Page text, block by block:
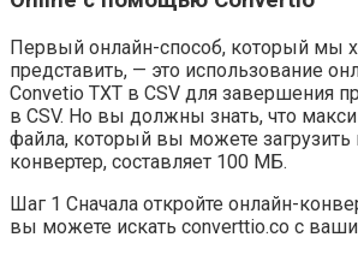
Первый онлайн-способ, который мы
представить, — это использование
Convetio TXT в CSV для завершения
в CSV. Но вы должны знать, что
файла, который вы можете загрузить
конвертер, составляет 100 МБ.
Шаг 1 Сначала откройте онлайн-
вы можете искать converttio.co с